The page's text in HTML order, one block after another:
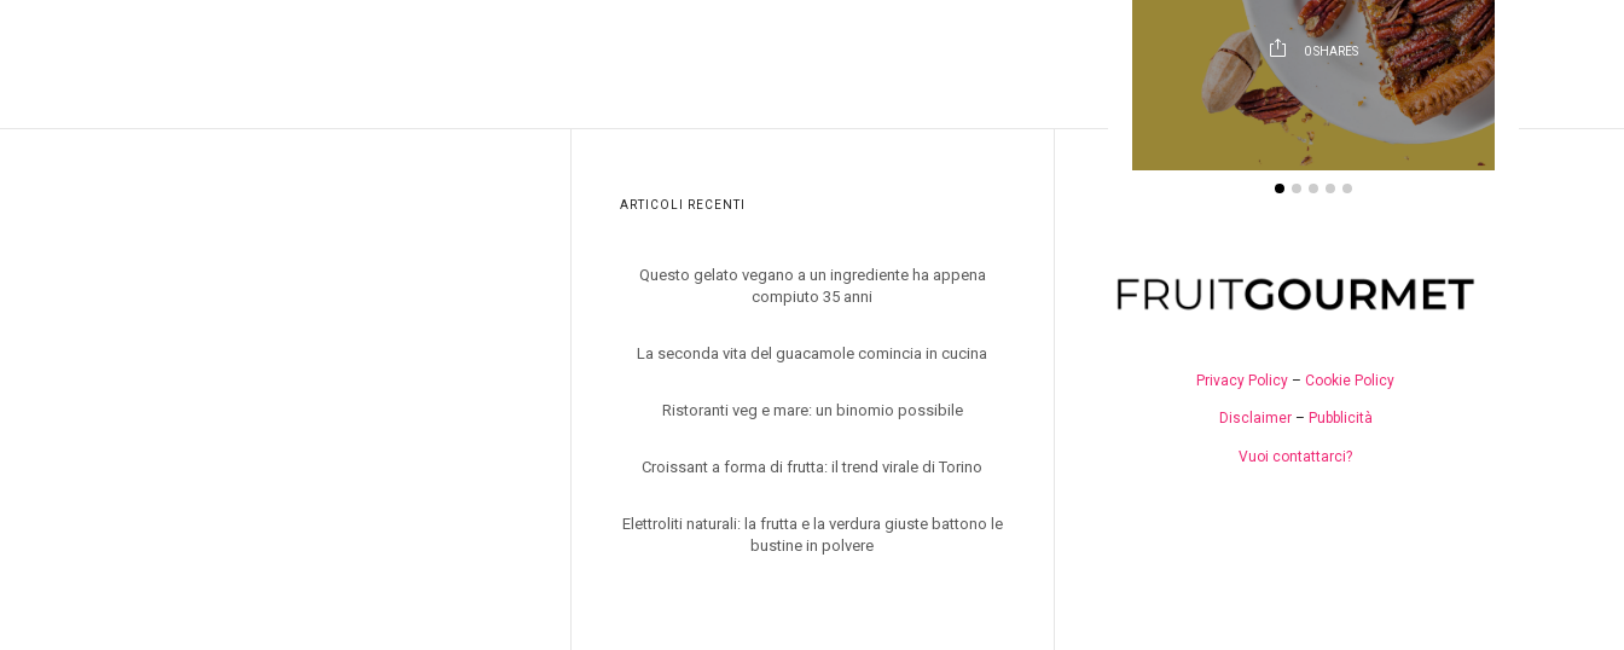
0SHARES
ARTICOLI RECENTI
Questo gelato vegano a un ingrediente ha appena
compiuto 35 anni
La seconda vita del guacamole comincia in cucina
Ristoranti veg e mare: un binomio possibile
Croissant a forma di frutta: il trend virale di Torino
Elettroliti naturali: la frutta e la verdura giuste battono le
bustine in polvere
Privacy Policy –Cookie Policy
Disclaimer– Pubblicità
Vuoi contattarci?